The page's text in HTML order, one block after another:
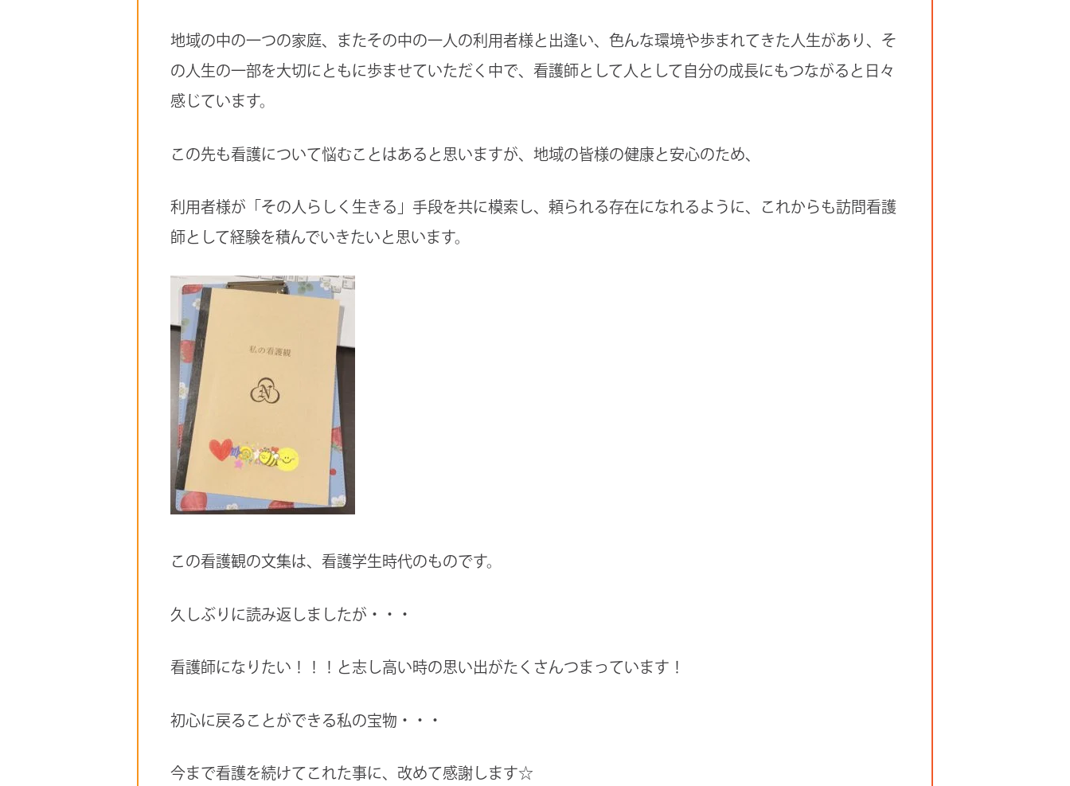
地域の中の一つの家庭、またその中の一人の利用者様と出逢い、色んな環境や歩まれてきた人生があり、そ
の人生の一部を大切にともに歩ませていただく中で、看護師として人として自分の成長にもつながると日々
感じています。
この先も看護について悩むことはあると思いますが、地域の皆様の健康と安心のため、
利用者様が「その人らしく生きる」手段を共に模索し、頼られる存在になれるように、これからも訪問看護
師として経験を積んでいきたいと思います。
この看護観の文集は、看護学生時代のものです。
久しぶりに読み返しましたが・・・
看護師になりたい！！！と志し高い時の思い出がたくさんつまっています！
初心に戻ることができる私の宝物・・・
今まで看護を続けてこれた事に、改めて感謝します☆